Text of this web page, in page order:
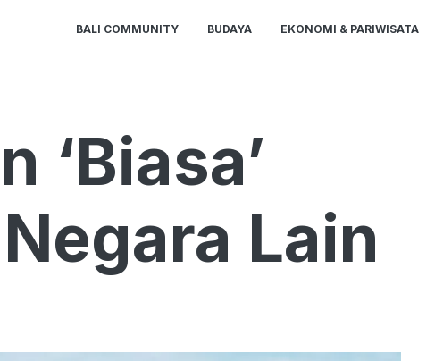
BALI COMMUNITY BUDAYA EKONOMI & PARIWISATA
‘Biasa’
Lain